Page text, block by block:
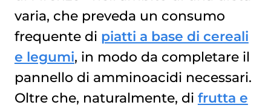
varia, che preveda un consumo
frequente di piatti a base di cereali
e legumi, in modo da completare il
pannello di amminoacidi necessari.
Oltre che, naturalmente, di frutta e